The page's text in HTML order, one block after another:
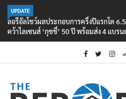
UPDATE
ลอรีอัลโชว์ผลประกอบการครึ่งปีแรกโต
คว้าไลเซนส์ ‘กุชชี่’ 50 ปี พร้อมส่ง 4 แบร